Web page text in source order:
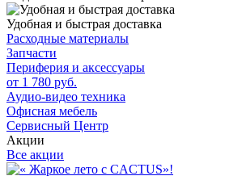
Удобная и быстрая доставка
Расходные материалы
Запчасти
Периферия и аксессуары
от 1 780 руб.
Аудио-видео техника
Офисная мебель
Сервисный Центр
Акции
Все акции